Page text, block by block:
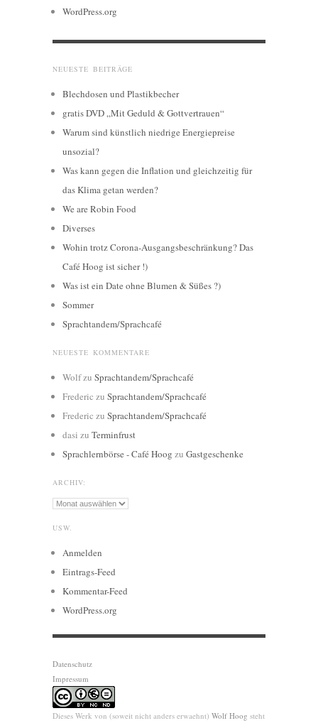
WordPress.org
NEUESTE BEITRÄGE
Blechdosen und Plastikbecher
gratis DVD „Mit Geduld & Gottvertrauen“
Warum sind künstlich niedrige Energiepreise
unsozial?
Was kann gegen die Inflation und gleichzeitig für
das Klima getan werden?
We are Robin Food
Diverses
Wohin trotz Corona-Ausgangsbeschränkung? Das
Café Hoog ist sicher !)
Was ist ein Date ohne Blumen & Süßes ?)
Sommer
Sprachtandem/Sprachcafé
NEUESTE KOMMENTARE
Wolfzu Sprachtandem/Sprachcafé
Frederic zu Sprachtandem/Sprachcafé
Frederic zu Sprachtandem/Sprachcafé
dasi zu Terminfrust
Sprachlernbörse - Café Hoog zu Gastgeschenke
ARCHIV:
Archiv:
USW.
Anmelden
Eintrags-Feed
Kommentar-Feed
WordPress.org
Datenschutz
Impressum
Dieses Werk von (soweit nicht anders erwaehnt) Wolf Hoog steht